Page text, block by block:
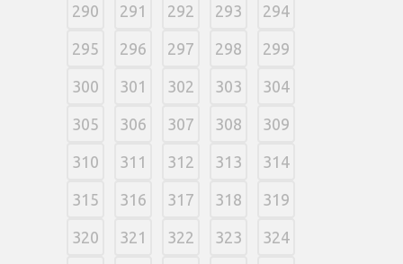
290 291 292 293 294
295 296 297 298 299
300 301 302 303 304
305 306 307 308 309
310 311 312 313 314
315 316 317 318 319
320 321 322 323 324